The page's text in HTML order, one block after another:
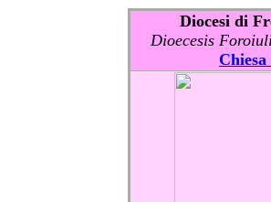
Diocesi di
Dioecesis